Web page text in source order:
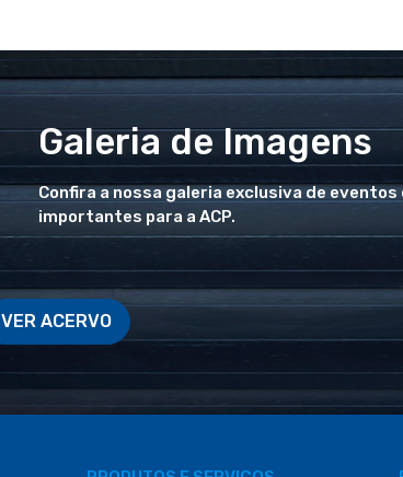
Galeria de Imagens
Confira a nossa galeria exclusiva de
importantes para a ACP.
VER ACERVO